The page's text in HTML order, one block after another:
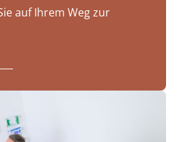
auf Ihrem Weg zur